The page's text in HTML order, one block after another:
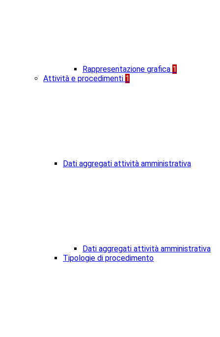
Rappresentazione grafica 1
Attività e procedimenti 1
Dati aggregati attività amministrativa
Dati aggregati attività amministrativa
Tipologie di procedimento